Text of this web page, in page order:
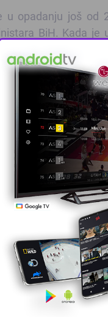
u opadanju još od
BiH. Kada
ostvaren
prethodne
više u
ne idu u
rezervi
ćemo uskoro
se može reći da
jedina. Stoga,
kupovinom
i
kursa za euro.
“standardnih”